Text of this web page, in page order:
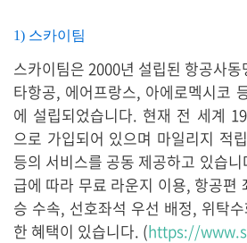
1) 스카이팀
스카이팀은 2000년 설립된 항공사
타항공, 에어프랑스, 아에로멕시코
에 설립되었습니다. 현재 전 세계
으로 가입되어 있으며 마일리지 적
등의 서비스를 공동 제공하고 있습
급에 따라 무료 라운지 이용, 항공편
승 수속, 선호좌석 우선 배정, 위탁
한 혜택이 있습니다. (https://